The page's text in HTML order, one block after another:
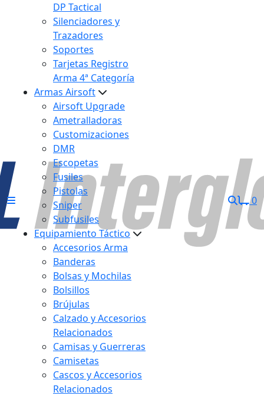
DP Tactical
Silenciadores y
Trazadores
Soportes
Tarjetas Registro
Arma 4ª Categoría
Armas Airsoft
Airsoft Upgrade
Ametralladoras
Customizaciones
DMR
Escopetas
Fusiles
Pistolas
Sniper
Subfusiles
Equipamiento Táctico
Accesorios Arma
Banderas
Bolsas y Mochilas
Bolsillos
Brújulas
Calzado y Accesorios
Relacionados
Camisas y Guerreras
Camisetas
Cascos y Accesorios
Relacionados
0